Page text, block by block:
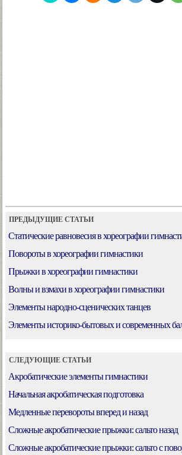
ПРЕДЫДУЩИЕ СТАТЬИ
Статические равновесия в хореографии
Повороты в хореографии гимнастики
Прыжки в хореографии гимнастики
Волны и взмахи в хореографии гимнастики
Элементы народно-сценических танцев
Элементы историко-бытовых и современных
СЛЕДУЮЩИЕ СТАТЬИ
Акробатические элементы гимнастики
Начальная акробатическая подготовка
Медленные перевороты вперед и назад
Сложные акробатические прыжки: сальто назад
Сложные акробатические прыжки: сальто с